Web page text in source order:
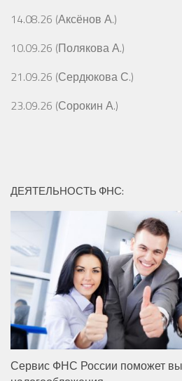
14.08.26 (Аксёнов А.)
10.09.26 (Полякова А.)
21.09.26 (Сердюкова С.)
23.09.26 (Сорокин А.)
ДЕЯТЕЛЬНОСТЬ ФНС:
Сервис ФНС России поможет